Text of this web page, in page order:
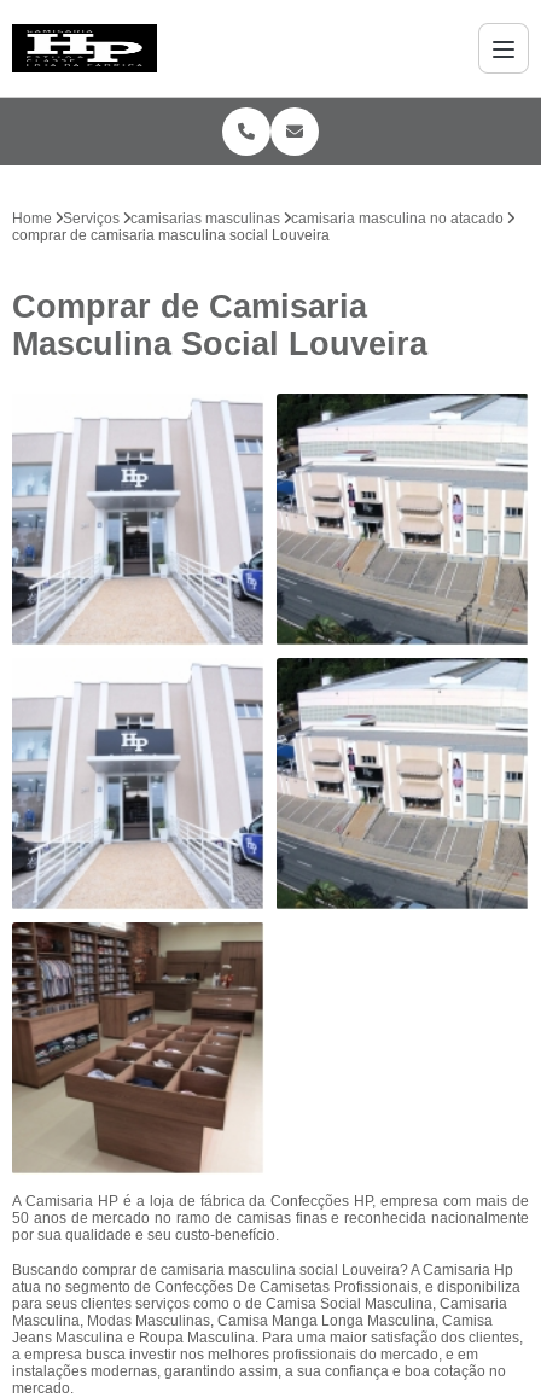
Home Serviços camisarias masculinas
camisaria masculina no atacado
comprar de camisaria masculina social Louveira
Comprar de Camisaria
Masculina Social Louveira
A Camisaria HP é a loja de fábrica da Confecções HP, empresa com mais de
50 anos de mercado no ramo de camisas finas e reconhecida nacionalmente
por sua qualidade e seu custo-benefício.
Buscando comprar de camisaria masculina social Louveira? A Camisaria Hp
atua no segmento de Confecções De Camisetas Profissionais, e disponibiliza
para seus clientes serviços como o de Camisa Social Masculina, Camisaria
Masculina, Modas Masculinas, Camisa Manga Longa Masculina, Camisa
Jeans Masculina e Roupa Masculina. Para uma maior satisfação dos clientes,
a empresa busca investir nos melhores profissionais do mercado, e em
instalações modernas, garantindo assim, a sua confiança e boa cotação no
mercado.